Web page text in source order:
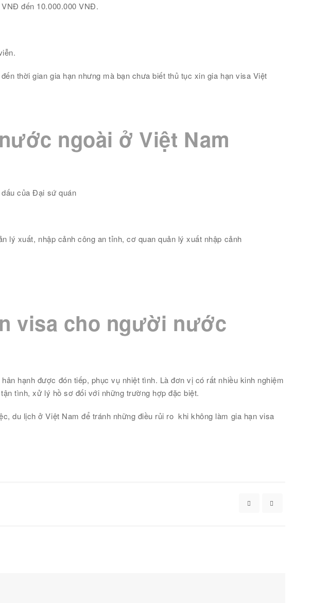
đến 10.000.000 VNĐ.
thời gian gia hạn nhưng mà bạn chưa biết thủ tục xin gia hạn visa Việt
ngoài ở Việt Nam
của Đại sứ quán
lý xuất, nhập cảnh công an tỉnh, cơ quan quản lý xuất nhập cảnh
visa cho người nước
hạnh được đón tiếp, phục vụ nhiệt tình. Là đơn vị có rất nhiều kinh nghiệm
tình, xử lý hồ sơ đối với những trường hợp đặc biệt.
du lịch ở Việt Nam để tránh những điều rủi ro khi không làm gia hạn visa